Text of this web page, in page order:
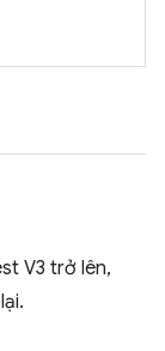
V3 trở lên,